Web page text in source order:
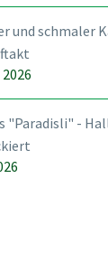
zurück. Weil…
und schmaler
"Paradisli" -